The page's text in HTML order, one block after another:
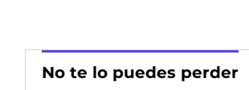
No te lo puedes perder